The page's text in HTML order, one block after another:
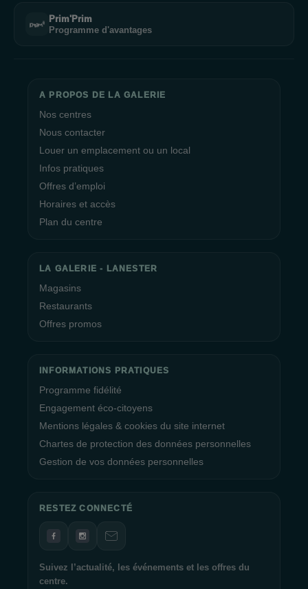
Prim'Prim
Programme d'avantages
A PROPOS DE LA GALERIE
Nos centres
Nous contacter
Louer un emplacement ou un local
Infos pratiques
Offres d’emploi
Horaires et accès
Plan du centre
LA GALERIE - LANESTER
Magasins
Restaurants
Offres promos
INFORMATIONS PRATIQUES
Programme fidélité
Engagement éco-citoyens
Mentions légales & cookies du site internet
Chartes de protection des données personnelles
Gestion de vos données personnelles
RESTEZ CONNECTÉ
Suivez l’actualité, les événements et les offres du
centre.